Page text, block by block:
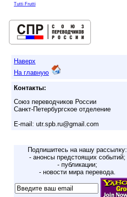
Tutti Frutti
Наверх
На главную
Контакты:
Союз переводчиков России
Санкт-Петербургское отделение
E-mail: utr.spb.ru@gmail.com
Подпишитесь на нашу рассылку:
- анонсы предстоящих событий;
- публикации;
- новости мира перевода.